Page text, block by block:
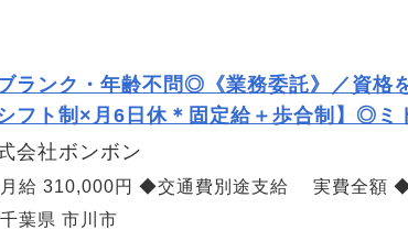
ランク・年齢不問◎《業務委託》／資格
シフト制×月6日休＊固定給＋歩合制】◎
会社ボンボン
月給 310,000円 ◆交通費別途支給 実費全額 ◆
千葉県 市川市